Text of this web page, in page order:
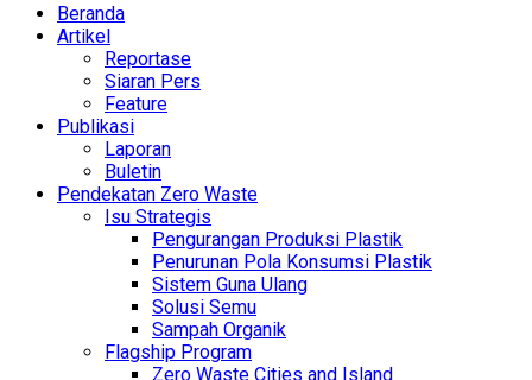
Beranda
Artikel
Reportase
Siaran Pers
Feature
Publikasi
Laporan
Buletin
Pendekatan Zero Waste
Isu Strategis
Pengurangan Produksi Plastik
Penurunan Pola Konsumsi Plastik
Sistem Guna Ulang
Solusi Semu
Sampah Organik
Flagship Program
Zero Waste Cities and Island